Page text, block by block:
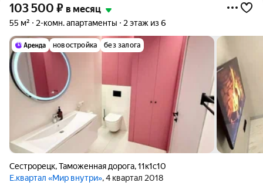
103 500 ₽ в месяц
55 м² 2-комн. апартаменты 2 этаж из 6
новостройка без залога
Сестрорецк,Таможенная дорога,11к1с10
Е.квартал «Мир внутри», 4 квартал 2018